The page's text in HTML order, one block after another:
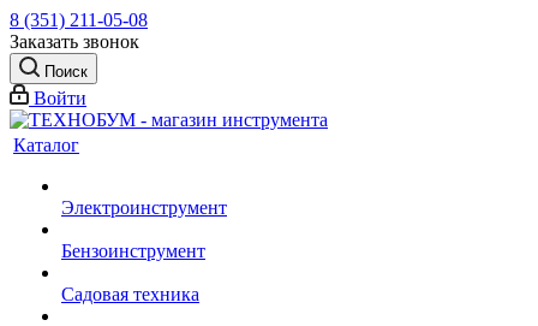
8 (351) 211-05-08
Заказать звонок
Поиск
Войти
Каталог
Электроинструмент
Бензоинструмент
Садовая техника